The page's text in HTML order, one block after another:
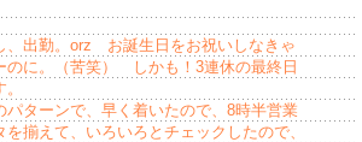
、出勤。orz お誕生日をお祝いしなきゃ
のに。（苦笑） しかも！3連休の最終日
ターンで、早く着いたので、8時半営業
揃えて、いろいろとチェックしたので、